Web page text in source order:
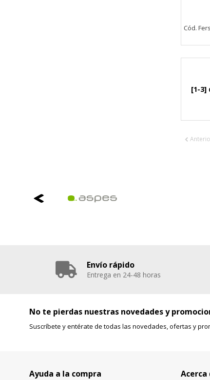
Cód.
[1-3]
Envío rápido
Entrega en 24-48 horas
No te pierdas nuestras novedades y
Suscríbete y entérate de todas las novedades, ofertas y
Ayuda a la compra Acerca
GUARDAR
Puedes volver a configurar tus